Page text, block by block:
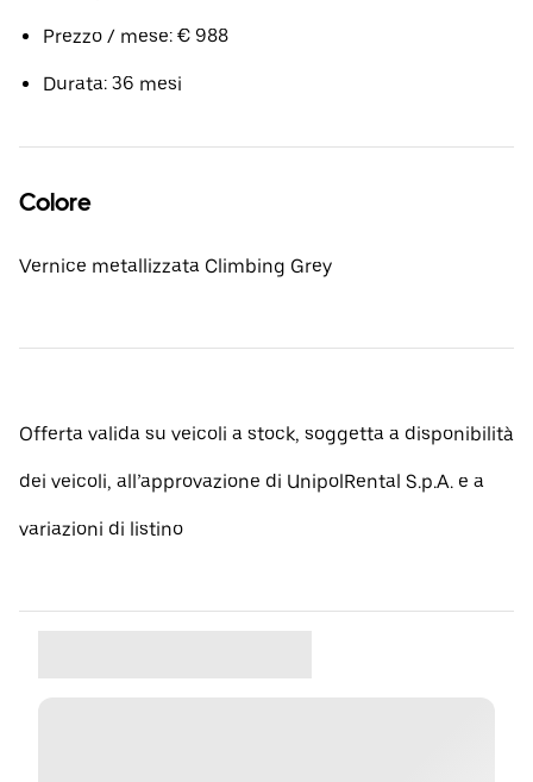
Prezzo / mese: € 988
Durata: 36 mesi
Colore
Vernice metallizzata Climbing Grey
Offerta valida su veicoli a stock, soggetta a disponibilità
dei veicoli, all’approvazione di UnipolRental S.p.A. e a
variazioni di listino